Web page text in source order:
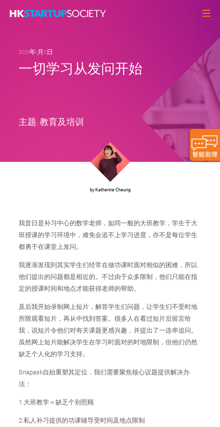
初创头条
观点角度
2021年1月11日
一切学习从发问开始
主题: 教育及培训
by Katherine Cheung
我昔日是补习中心的数学老师，如同一般的大班教学，学生于大
班授课的学习环境中，难免会追不上学习进度，亦不是每位学生
都勇于在课堂上发问。
我逐渐发现到其实学生们经常在做功课时面对相似的困难，所以
他们提出的问题都是相近的。不过由于众多限制，他们只能在指
定的授课时间和地点才能获得老师的帮助。
及后我开始录制网上短片，解答学生们问题，让学生们不受时地
所限观看短片，再从中找到答案。很多人在看过短片后留言给
我，说短片令他们对有关课题更感兴趣，并提出了一连串追问。
虽然网上短片能解决学生在学习时面对的时地限制，但他们仍然
缺乏个人化的学习支持。
Snapask自始重塑其定位，我们需要聚焦核心议题提供解决办
法：
1.大班教学＝缺乏个别照顾
2.私人补习提供的功课辅导受时间及地点限制